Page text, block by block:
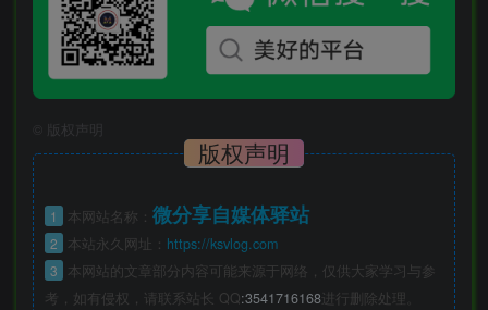
版权声明
版权声明
1 本网站名称： 微分享自媒体驿站
2 本站永久网址： https://ksvlog.com
3
本网站的文章部分内容可能来源于网络，仅供大家学习与参
考，如有侵权，请联系站长 QQ:3541716168进行删除处理。